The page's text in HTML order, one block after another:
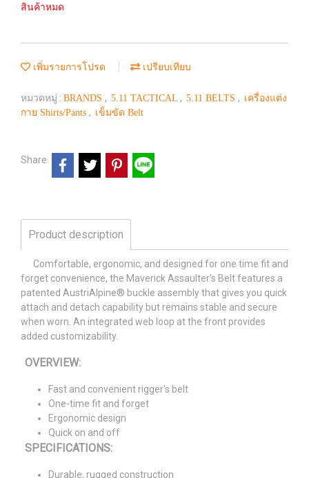
สินค้าหมด
เพิ่มรายการโปรด เปรียบเทียบ
หมวดหมู่ : BRANDS , 5.11 TACTICAL , 5.11 BELTS , เครื่องแต่ง
กาย Shirts/Pants , เข็มขัด Belt
Share
Product description
Comfortable, ergonomic, and designed for one time fit and
forget convenience, the Maverick Assaulter's Belt features a
patented AustriAlpine® buckle assembly that gives you quick
attach and detach capability but remains stable and secure
when worn. An integrated web loop at the front provides
added customizability.
OVERVIEW:
Fast and convenient rigger's belt
One-time fit and forget
Ergonomic design
Quick on and off
SPECIFICATIONS:
Durable, rugged construction